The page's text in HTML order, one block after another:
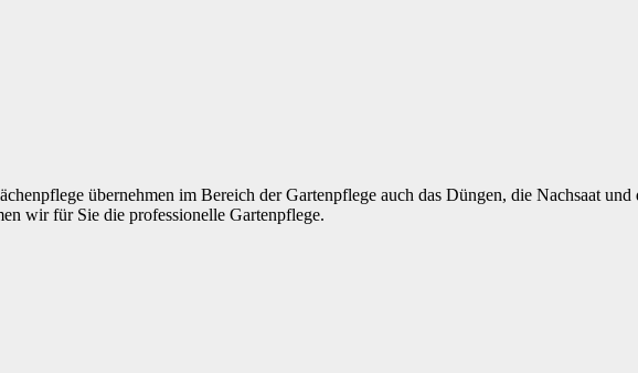
übernehmen im Bereich der Gartenpflege auch das Düngen, die Nachsaat
wir für Sie die professionelle Gartenpflege.